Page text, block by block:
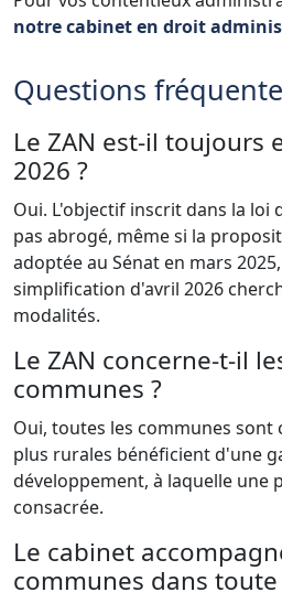
notre cabinet en droit
Questions
Le ZAN est-il toujours
2026 ?
Oui. L'objectif inscrit dans la loi
pas abrogé, même si la
adoptée au Sénat en mars
simplification d'avril 2026
modalités.
Le ZAN concerne-t-il
communes ?
Oui, toutes les communes sont
plus rurales bénéficient d'une
développement, à laquelle une
consacrée.
Le cabinet
communes dans toute